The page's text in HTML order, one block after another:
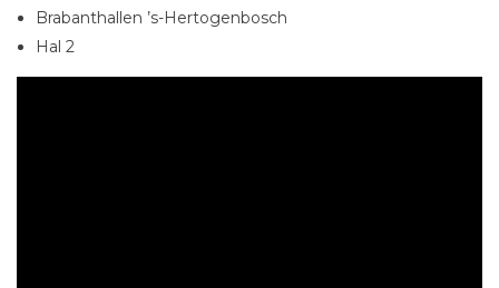
Brabanthallen ’s-Hertogenbosch
Hal 2